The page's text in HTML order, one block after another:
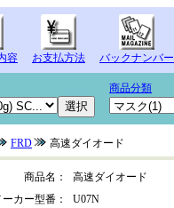
容 お支払方法 バックナンバー
商品分類
FRD 高速ダイオード
商品名：
高速ダイオード
ーカー型番：
U07N